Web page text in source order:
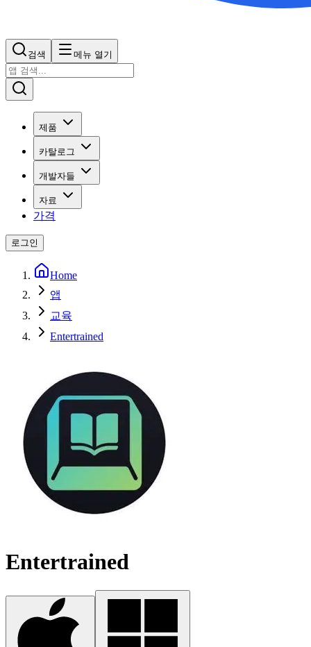
검색 메뉴 열기
제품
카탈로그
개발자들
자료
가격
로그인
Home
앱
교육
Entertrained
Entertrained